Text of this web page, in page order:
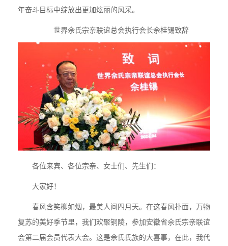
年奋斗目标中绽放出更加炫丽的风采。
世界佘氏宗亲联谊总会执行会长佘桂锡致辞
各位来宾、各位宗亲、女士们、先生们：
大家好！
春风含笑柳如烟，最美人间四月天。在这春风扑面，万物
复苏的美好季节里，我们欢聚铜陵，参加安徽省佘氏宗亲联谊
会第二届会员代表大会。这是佘氏氏族的大喜事，在此，我代